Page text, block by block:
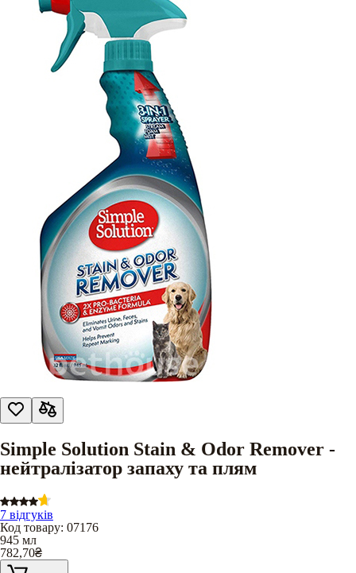
Simple Solution Stain & Odor Remover -
нейтралізатор запаху та плям
7 відгуків
Код товару: 07176
945 мл
782,70₴